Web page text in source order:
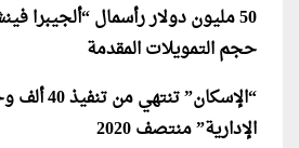
50 مليون دولار رأسمال “ألجيبرا
حجم التمويلات المقدمة
“الإسكان”
الإدارية” منتصف 2020